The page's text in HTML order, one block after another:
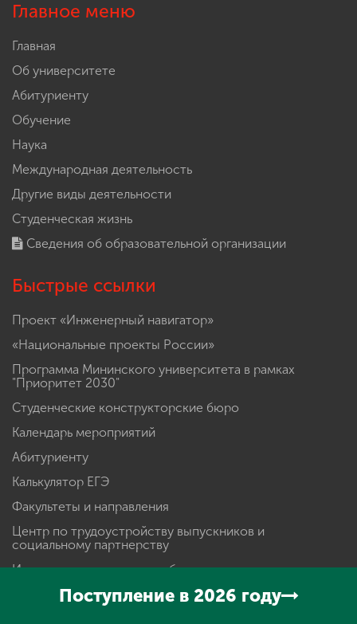
Главное меню
Главная
Об университете
Абитуриенту
Обучение
Наука
Международная деятельность
Другие виды деятельности
Студенческая жизнь
Сведения об образовательной организации
Быстрые ссылки
Проект «Инженерный навигатор»
«Национальные проекты России»
Программа Мининского университета в рамках
"Приоритет 2030"
Студенческие конструкторские бюро
Календарь мероприятий
Абитуриенту
Калькулятор ЕГЭ
Факультеты и направления
Центр по трудоустройству выпускников и
социальному партнерству
Институт непрерывного образования
Электронная информационно-образовательная среда
+ заказ справок
Поступление в 2026 году